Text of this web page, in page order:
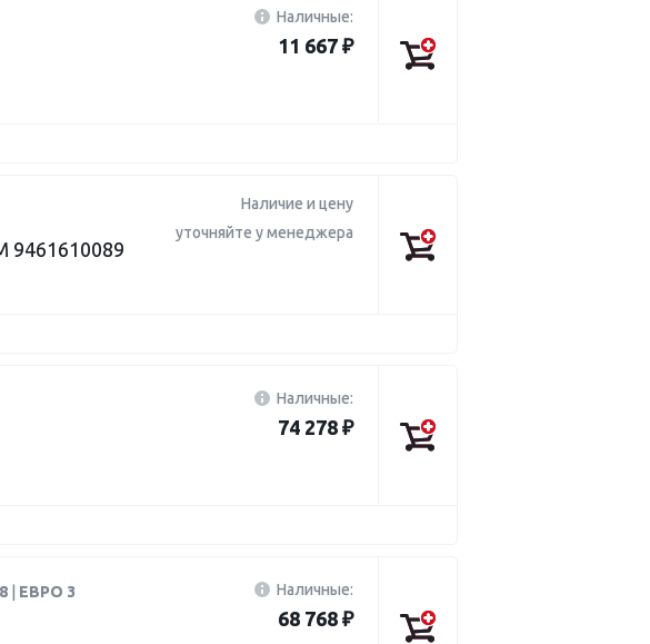
Наличные:
11 667 ₽
Наличие и цену
уточняйте у менеджера
Наличные:
74 278 ₽
ЕВРО 3 Наличные:
68 768 ₽